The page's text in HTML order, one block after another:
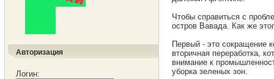
Авторизация
Логин:
Чтобы справиться с
остров Вавада. Как же
Первый - это сокращение
вторичная переработка,
внимание к
уборка зеленых зон.